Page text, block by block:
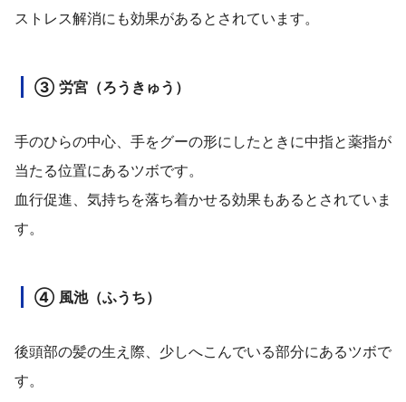
ストレス解消にも効果があるとされています。
③ 労宮（ろうきゅう）
手のひらの中心、手をグーの形にしたときに中指と薬指が
当たる位置にあるツボです。
血行促進、気持ちを落ち着かせる効果もあるとされていま
す。
④ 風池（ふうち）
後頭部の髪の生え際、少しへこんでいる部分にあるツボで
す。